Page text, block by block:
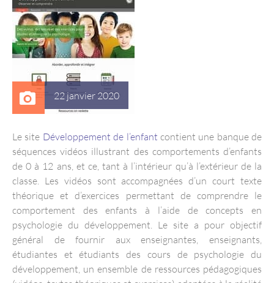
22 janvier 2020
Le site Développement de l’enfant contient une banque de
séquences vidéos illustrant des comportements d’enfants
de 0 à 12 ans, et ce, tant à l’intérieur qu’à l’extérieur de la
classe. Les vidéos sont accompagnées d’un court texte
théorique et d’exercices permettant de comprendre le
comportement des enfants à l’aide de concepts en
psychologie du développement. Le site a pour objectif
général de fournir aux enseignantes, enseignants,
étudiantes et étudiants des cours de psychologie du
développement, un ensemble de ressources pédagogiques